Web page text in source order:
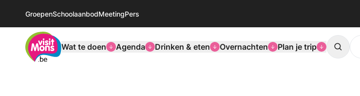
GroepenSchoolaanbodMeetingPers
VisitMons Logo
Wat te doen
Agenda Drinken & eten Overnachten Plan je trip Search